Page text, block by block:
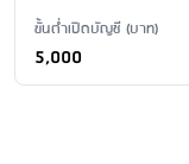
ขั้นต่ำเปิดบัญชี (บาท)
5,000